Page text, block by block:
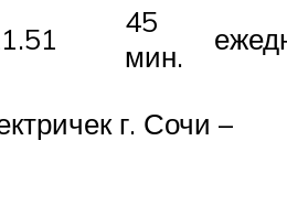
45
мин.
г. Сочи –